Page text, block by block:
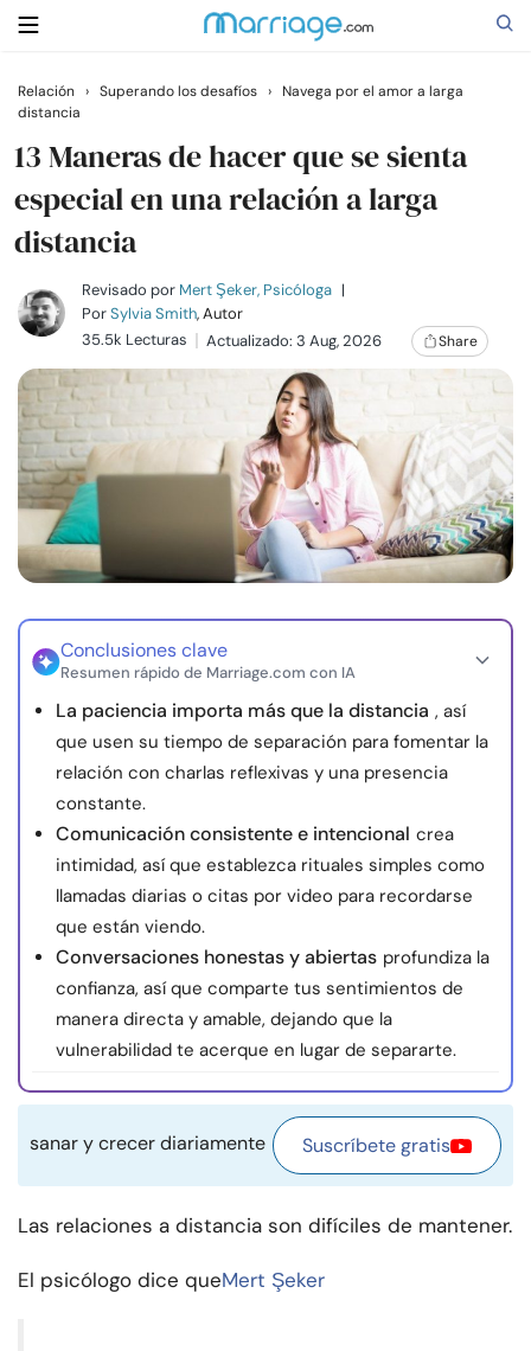
Buscar
Casarse
Relaciones
Familia
Ayuda
Cursos
Recursos
Comunidad
Encuentra un terapeuta
Idioma
Sobre nosotros Contáctanos Escríbenos
Publicidad con
nosotros
© Copyright 2026. Todos los derechos reservados.
Relación › Superando los desafíos ›
Navega por el amor a larga
distancia
13 Maneras de hacer que se sienta
especial en una relación a larga
distancia
Revisado por Mert Şeker, Psicóloga |
PorSylvia Smith, Autor
35.5k Lecturas
Actualizado: 3 Aug, 2026 Share
Conclusiones clave
Resumen rápido de Marriage.com con IA
La paciencia importa más que la distancia , así
que usen su tiempo de separación para fomentar la
relación con charlas reflexivas y una presencia
constante.
Comunicación consistente e intencional crea
intimidad, así que establezca rituales simples como
llamadas diarias o citas por video para recordarse
que están viendo.
Conversaciones honestas y abiertas profundiza la
confianza, así que comparte tus sentimientos de
manera directa y amable, dejando que la
vulnerabilidad te acerque en lugar de separarte.
sanar y crecer diariamente Suscríbete gratis
Las relaciones a distancia son difíciles de mantener.
El psicólogo dice queMert Şeker